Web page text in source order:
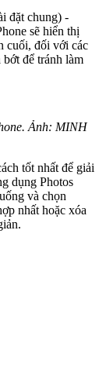
đặt chung) -
sẽ hiển thị
cuối, đối với các
để tránh làm
Ảnh: MINH
tốt nhất để giải
dụng Photos
và chọn
nhất hoặc xóa